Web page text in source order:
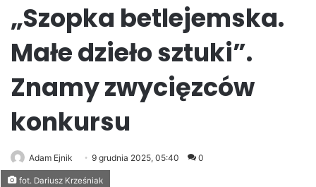
„Szopka betlejemska.
Małe dzieło sztuki”.
Znamy zwycięzców
konkursu
Adam Ejnik 9 grudnia 2025, 05:40 0
fot. Dariusz Krześniak